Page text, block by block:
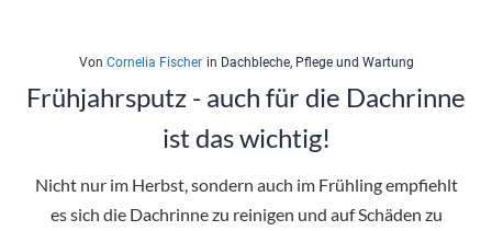
Von Cornelia Fischer in Dachbleche, Pflege und Wartung
Frühjahrsputz - auch für die Dachrinne
ist das wichtig!
Nicht nur im Herbst, sondern auch im Frühling empfiehlt
es sich die Dachrinne zu reinigen und auf Schäden zu